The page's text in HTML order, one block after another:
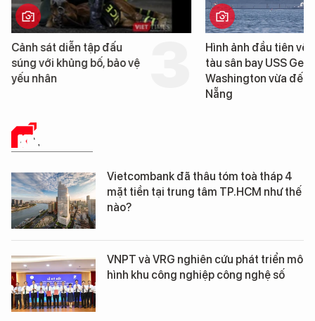
Cảnh sát diễn tập đấu
súng với khủng bố, bảo vệ
yếu nhân
Hình ảnh đầu tiên về
tàu sân bay USS
Washington vừa đến
Nẵng
KINH TẾ SỐ
Vietcombank đã thâu tóm toà tháp 4
mặt tiền tại trung tâm TP.HCM như thế
nào?
VNPT và VRG nghiên cứu phát triển mô
hình khu công nghiệp công nghệ số